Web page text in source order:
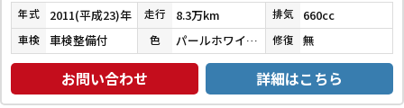
年式 2011(平成23)年 走行 8.3万km 排気 660cc
車検 車検整備付 色 パールホワイトⅢ 修復 無
お問い合わせ 詳細はこちら